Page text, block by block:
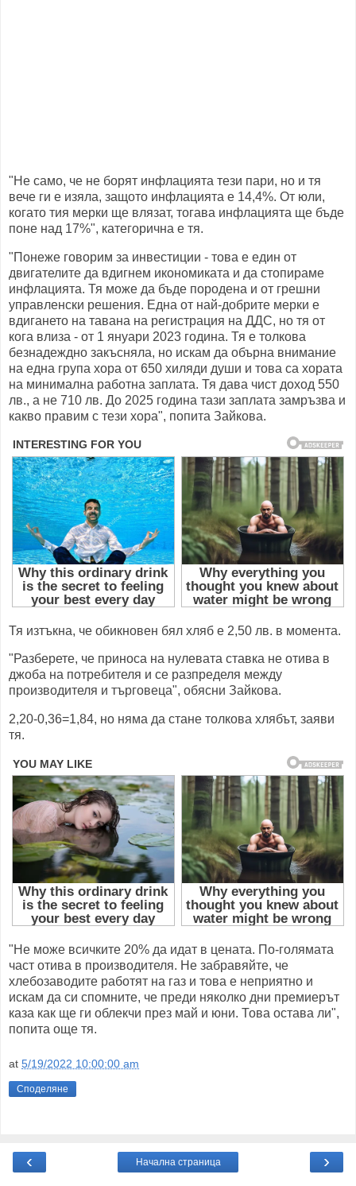
"Не само, че не борят инфлацията тези пари, но и тя
вече ги е изяла, защото инфлацията е 14,4%. От юли,
когато тия мерки ще влязат, тогава инфлацията ще бъде
поне над 17%", категорична е тя.
"Понеже говорим за инвестиции - това е един от
двигателите да вдигнем икономиката и да стопираме
инфлацията. Тя може да бъде породена и от грешни
управленски решения. Една от най-добрите мерки е
вдигането на тавана на регистрация на ДДС, но тя от
кога влиза - от 1 януари 2023 година. Тя е толкова
безнадеждно закъсняла, но искам да обърна внимание
на една група хора от 650 хиляди души и това са хората
на минимална работна заплата. Тя дава чист доход 550
лв., а не 710 лв. До 2025 година тази заплата замръзва и
какво правим с тези хора", попита Зайкова.
Тя изтъкна, че обикновен бял хляб е 2,50 лв. в момента.
"Разберете, че приноса на нулевата ставка не отива в
джоба на потребителя и се разпределя между
производителя и търговеца", обясни Зайкова.
2,20-0,36=1,84, но няма да стане толкова хлябът, заяви
тя.
"Не може всичките 20% да идат в цената. По-голямата
част отива в производителя. Не забравяйте, че
хлебозаводите работят на газ и това е неприятно и
искам да си спомните, че преди няколко дни премиерът
каза как ще ги облекчи през май и юни. Това остава ли",
попита още тя.
at 5/19/2022 10:00:00 am
Споделяне
‹ ›
Начална страница